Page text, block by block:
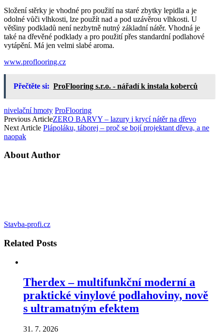
Složení stěrky je vhodné pro použití na staré zbytky lepidla a je
odolné vůči vlhkosti, lze použít nad a pod uzávěrou vlhkosti. U
většiny podkladů není nezbytně nutný základní nátěr. Vhodná je
také na dřevěné podklady a pro použití přes standardní podlahové
vytápění. Má jen velmi slabé aroma.
www.proflooring.cz
Přečtěte si: ProFlooring s.r.o. - nářadí k instala koberců
nivelační hmoty ProFlooring
Previous ArticleZERO BARVY – lazury i krycí nátěr na dřevo
Next Article Plápoláku, táborej – proč se bojí projektant dřeva, a ne
naopak
About Author
Stavba-profi.cz
Related Posts
Therdex – multifunkční moderní a
praktické vinylové podlahoviny, nově
s ultramatným efektem
31. 7. 2026